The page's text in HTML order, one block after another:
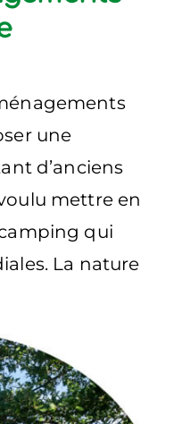
une
d’anciens
mettre en
qui
La nature